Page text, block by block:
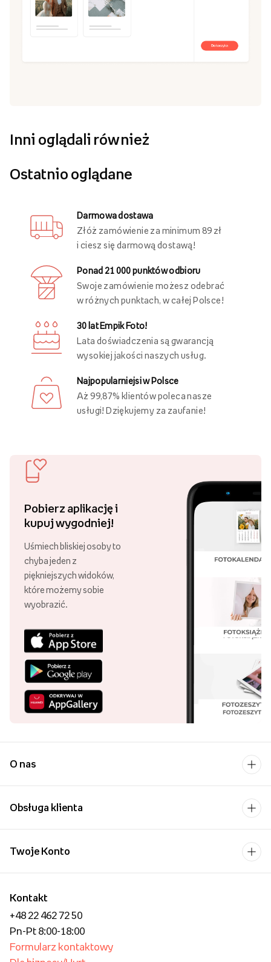
Inni oglądali również
Ostatnio oglądane
Darmowa dostawa
Złóż zamówienie za minimum 89 zł
Lata doświadczenia są gwarancją
wysokiej jakości naszych usług.
Aż 99,87% klientów poleca nasze
usługi! Dziękujemy za zaufanie!
Pobierz aplikację i
kupuj wygodniej!
które możemy sobie